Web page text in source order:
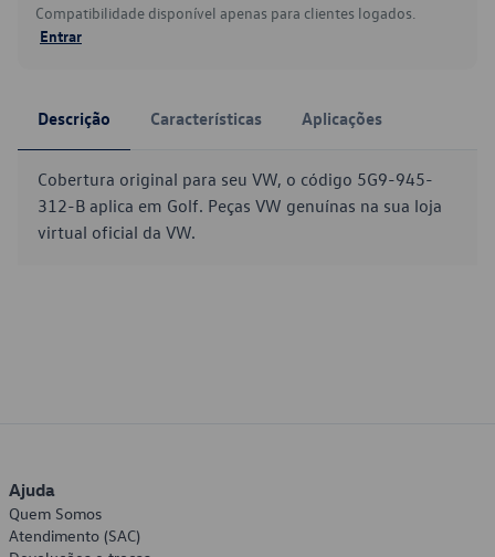
Compatibilidade disponível apenas para clientes logados.
Entrar
Descrição Características Aplicações
Cobertura original para seu VW, o código 5G9-945-
312-B aplica em Golf. Peças VW genuínas na sua loja
virtual oficial da VW.
Ajuda
Quem Somos
Atendimento (SAC)